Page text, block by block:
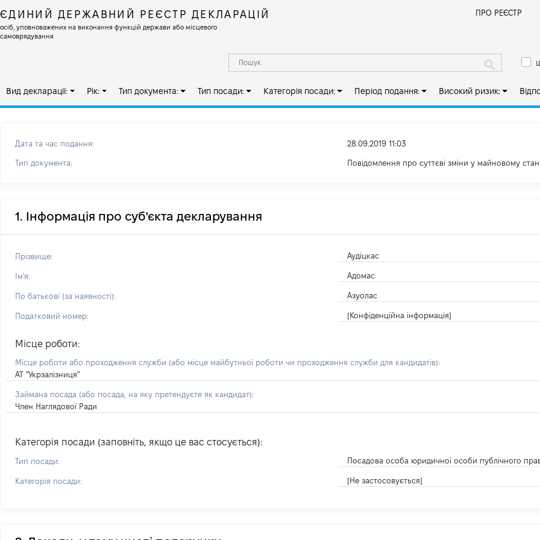
ЄДИНИЙ ДЕРЖАВНИЙ РЕЄСТР ДЕКЛАРАЦІЙ
осіб, уповноважених на виконання функцій держави або місцевого
самоврядування
ПРО РЕЄСТР
Вид декларації: Рік: Тип документа: Тип посади: Категорія посади: Період подання: Високий ризик:
Дата та час подання: 28.09.2019 11:03
Тип документа: Повідомлення про суттєві зміни y майновому
1. Інформація про суб'єкта декларування
Прізвище: Аудіцкас
Ім'я: Адомас
По батькові (за наявності): Азуолас
Податковий номер: [Конфіденційна інформація]
Місце роботи:
Місце роботи або проходження служби (або місце майбутньої роботи чи проходження служби для кандидатів):
АТ "Укрзалізниця"
Займана посада (або посада, на яку претендуєте як кандидат):
Член Наглядової Ради
Категорія посади (заповніть, якщо це вас стосується):
Тип посади: Посадова особа юридичної особи публічного
Категорія посади: [Не застосовується]